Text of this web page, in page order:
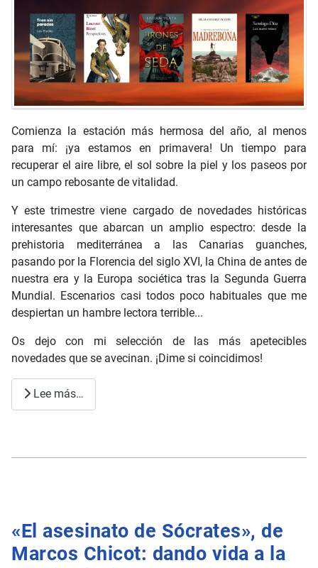
Comienza la estación más hermosa del año, al menos
para mí: ¡ya estamos en primavera! Un tiempo para
recuperar el aire libre, el sol sobre la piel y los paseos por
un campo rebosante de vitalidad.
Y este trimestre viene cargado de novedades históricas
interesantes que abarcan un amplio espectro: desde la
prehistoria mediterránea a las Canarias guanches,
pasando por la Florencia del siglo XVI, la China de antes de
nuestra era y la Europa sociética tras la Segunda Guerra
Mundial. Escenarios casi todos poco habituales que me
despiertan un hambre lectora terrible...
Os dejo con mi selección de las más apetecibles
novedades que se avecinan. ¡Dime si coincidimos!
Lee más…
«El asesinato de Sócrates», de
Marcos Chicot: dando vida a la